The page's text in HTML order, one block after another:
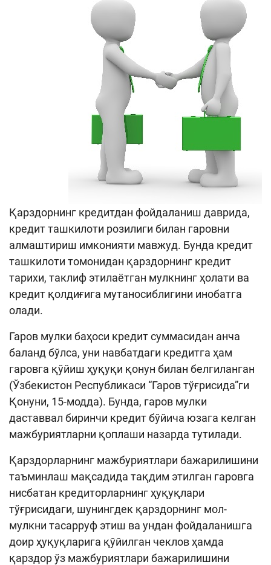
Қарздорнинг кредитдан фойдаланиш даврида,
кредит ташкилоти розилиги билан гаровни
алмаштириш имконияти мавжуд. Бунда кредит
ташкилоти томонидан қарздорнинг кредит
тарихи, таклиф этилаётган мулкнинг ҳолати ва
кредит қолдиғига мутаносиблигини инобатга
олади.
Гаров мулки баҳоси кредит суммасидан анча
баланд бўлса, уни навбатдаги кредитга ҳам
гаровга қўйиш ҳуқуқи қонун билан белгиланган
(Ўзбекистон Республикаси “Гаров тўғрисида”ги
Қонуни, 15-модда). Бунда, гаров мулки
даставвал биринчи кредит бўйича юзага келган
мажбуриятларни қоплаши назарда тутилади.
Қарздорларнинг мажбуриятлари бажарилишини
таъминлаш мақсадида тақдим этилган гаровга
нисбатан кредиторларнинг ҳуқуқлари
тўғрисидаги, шунингдек қарздорнинг мол-
мулкни тасарруф этиш ва ундан фойдаланишга
доир ҳуқуқларига қўйилган чеклов ҳамда
қарздор ўз мажбуриятлари бажарилишини